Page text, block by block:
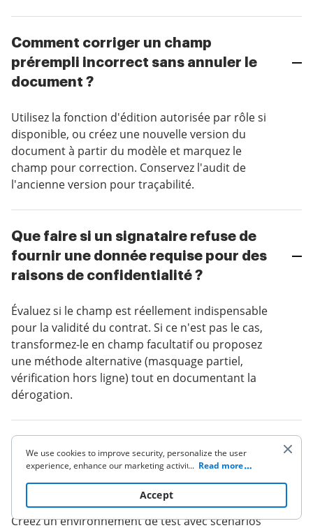
Comment corriger un champ
prérempli incorrect sans annuler le
document ?
Utilisez la fonction d'édition autorisée par rôle si
disponible, ou créez une nouvelle version du
document à partir du modèle et marquez le
champ pour correction. Conservez l'audit de
l'ancienne version pour traçabilité.
Que faire si un signataire refuse de
fournir une donnée requise pour des
raisons de confidentialité ?
Évaluez si le champ est réellement indispensable
pour la validité du contrat. Si ce n'est pas le cas,
transformez-le en champ facultatif ou proposez
une méthode alternative (masquage partiel,
vérification hors ligne) tout en documentant la
dérogation.
Comment tester les listes de champs
obligatoires avant un déploiement à
grande échelle ?
Créez un environnement de test avec scénarios
We use cookies to improve security, personalize the user
experience, enhance our marketing activities (including
to read our Cookie Policy. By clicking
“Accept“ you agree to the use of cookies.
... Read more
Accept